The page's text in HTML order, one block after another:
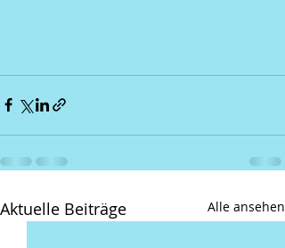
Aktuelle Beiträge Alle ansehen